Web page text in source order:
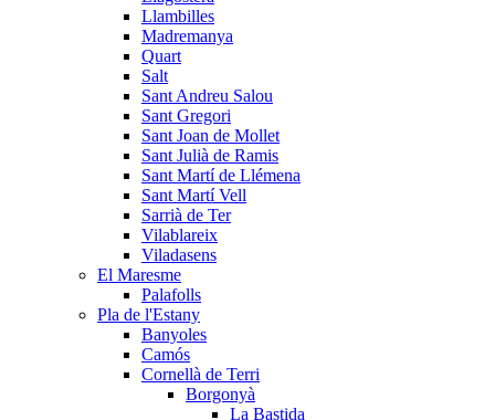
Llambilles
Madremanya
Quart
Salt
Sant Andreu Salou
Sant Gregori
Sant Joan de Mollet
Sant Julià de Ramis
Sant Martí de Llémena
Sant Martí Vell
Sarrià de Ter
Vilablareix
Viladasens
El Maresme
Palafolls
Pla de l'Estany
Banyoles
Camós
Cornellà de Terri
Borgonyà
La Bastida